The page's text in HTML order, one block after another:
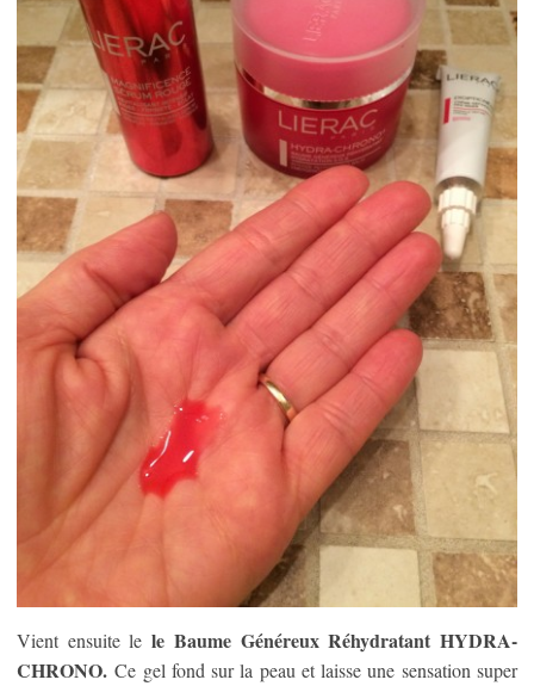
Vient ensuite lele Baume Généreux Réhydratant HYDRA-
CHRONO. Ce gel fond sur la peau et laisse une sensation super